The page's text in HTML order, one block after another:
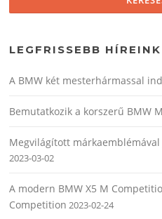
LEGFRISSEBB HÍREINK
A BMW két mesterhármassal
Bemutatkozik a korszerű BMW
Megvilágított
2023-03-02
A modern BMW X5 M
Competition 2023-02-24